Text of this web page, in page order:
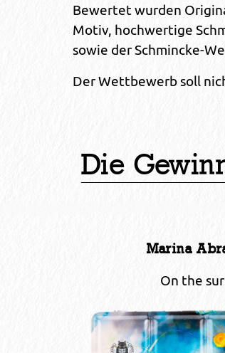
Bewertet wurden
Motiv, hochwertige
sowie der Schmincke-
Der Wettbewerb soll
Die
Marina
On the